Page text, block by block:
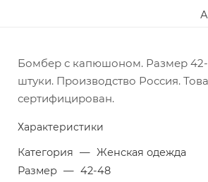
Бомбер с капюшоном. Размер 42-
штуки. Производство Россия.
сертифицирован.
Характеристики
Категория — Женская одежда
Размер — 42-48